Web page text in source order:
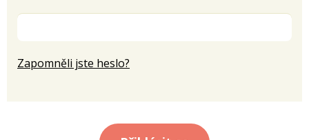
Zapomněli jste heslo?